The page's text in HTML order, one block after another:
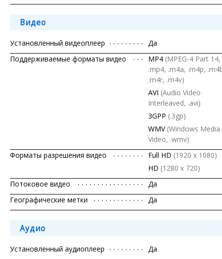
Видео
Установленный видеоплеер
Да
Поддерживаемые форматы видео
MP4 (MPEG-4 Part 14,
.mp4, .m4a, .m4p,
.m4r, .m4v)
AVI (Audio Video
Interleaved, .avi)
3GPP (.3gp)
WMV (Windows Media
Video, .wmv)
Форматы разрешения видео
Full HD (1920 x 1080)
HD (1280 х 720)
Потоковое видео
Да
Географические метки
Да
Аудио
Установленный аудиоплеер
Да